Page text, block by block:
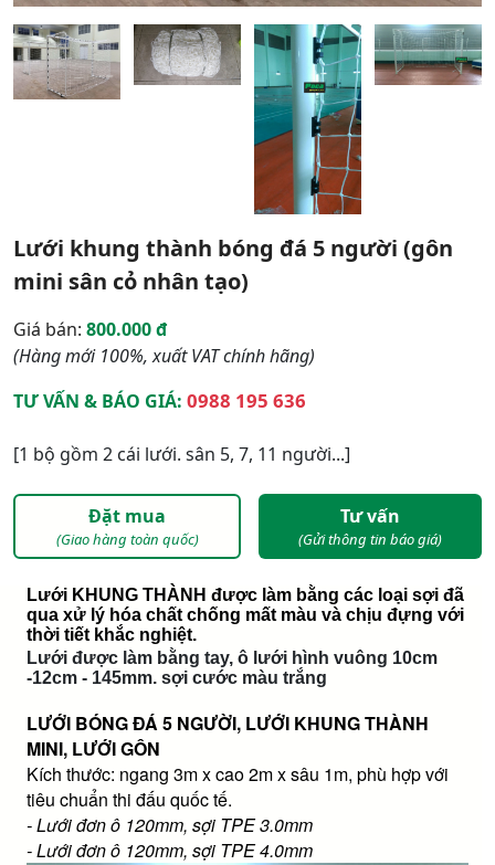
Lưới khung thành bóng đá 5 người (gôn
mini sân cỏ nhân tạo)
Giá bán: 800.000 đ
(Hàng mới 100%, xuất VAT chính hãng)
TƯ VẤN & BÁO GIÁ: 0988 195 636
[1 bộ gồm 2 cái lưới. sân 5, 7, 11 người...]
Đặt mua
(Giao hàng toàn quốc)
Tư vấn
(Gửi thông tin báo giá)
Lưới KHUNG THÀNH được làm bằng các loại sợi đã
qua xử lý hóa chất chống mất màu và chịu đựng với
thời tiết khắc nghiệt.
Lưới được làm bằng tay, ô lưới hình vuông 10cm
-12cm - 145mm. sợi cước màu trắng
LƯỚI BÓNG ĐÁ 5 NGƯỜI, LƯỚI KHUNG THÀNH
MINI, LƯỚI GÔN
Kích thước: ngang 3m x cao 2m x sâu 1m, phù hợp với
tiêu chuẩn thi đấu quốc tế.
- Lưới đơn ô 120mm, sợi TPE 3.0mm
- Lưới đơn ô 120mm, sợi TPE 4.0mm